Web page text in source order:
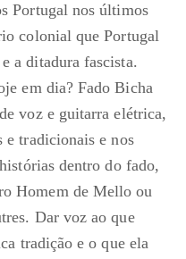
Portugal nos últimos
colonial que Portugal
a ditadura fascista.
em dia? Fado Bicha
voz e guitarra elétrica,
e tradicionais e nos
dentro do fado,
Homem de Mello ou
Dar voz ao que
tradição e o que ela